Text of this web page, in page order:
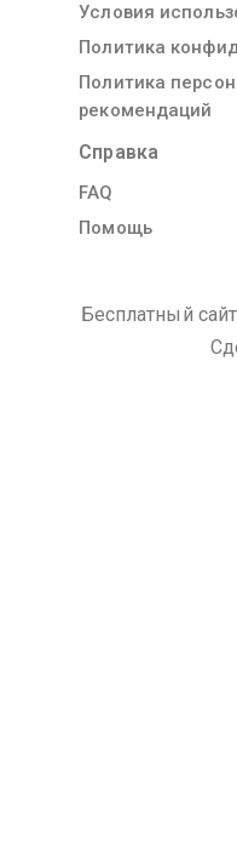
Условия
Политика
Политика
рекомендаций
Справка
FAQ
Помощь
Бесплатный